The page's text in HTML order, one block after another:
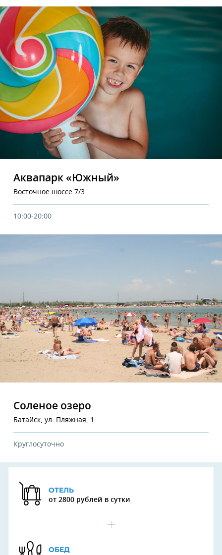
Аквапарк «Южный»
Восточное шоссе 7/3
10:00-20:00
Соленое озеро
Батайск, ул. Пляжная, 1
Круглосуточно
ОТЕЛЬ
от 2800 рублей в сутки
ОБЕД